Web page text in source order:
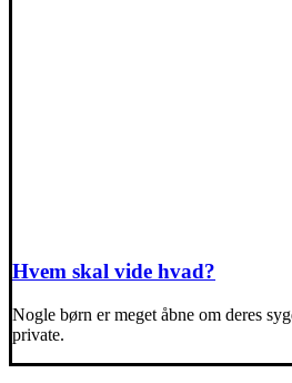
Hvem skal vide hvad?
Nogle børn er meget åbne om deres
private.